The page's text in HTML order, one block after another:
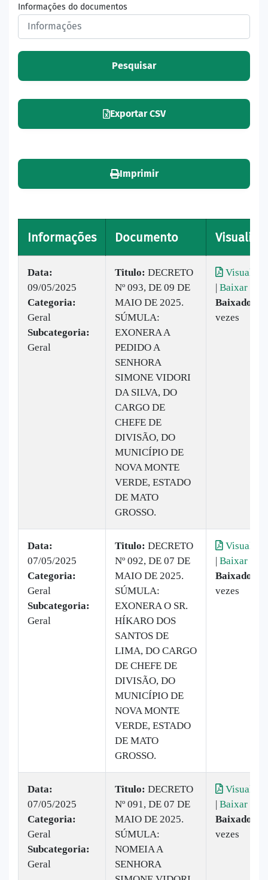
Informações do documentos
Pesquisar
Exportar CSV
Imprimir
Informações Documento Visualizar
Data:
09/05/2025
Categoria:
Geral
Subcategoria:
Geral
Titulo: DECRETO
Nº 093, DE 09 DE
MAIO DE 2025.
SÚMULA:
EXONERA A
PEDIDO A
SENHORA
SIMONE VIDORI
DA SILVA, DO
CARGO DE
CHEFE DE
DIVISÃO, DO
MUNICÍPIO DE
NOVA MONTE
VERDE, ESTADO
DE MATO
GROSSO.
Visualizar
| Baixar
Baixado:
vezes
Data:
07/05/2025
Categoria:
Geral
Subcategoria:
Geral
Titulo: DECRETO
Nº 092, DE 07 DE
MAIO DE 2025.
SÚMULA:
EXONERA O SR.
HÍKARO DOS
SANTOS DE
LIMA, DO CARGO
DE CHEFE DE
DIVISÃO, DO
MUNICÍPIO DE
NOVA MONTE
VERDE, ESTADO
DE MATO
GROSSO.
Visualizar
| Baixar
Baixado:
vezes
Data:
07/05/2025
Categoria:
Geral
Subcategoria:
Geral
Titulo: DECRETO
Nº 091, DE 07 DE
MAIO DE 2025.
SÚMULA:
NOMEIA A
SENHORA
Visualizar
| Baixar
Baixado:
vezes